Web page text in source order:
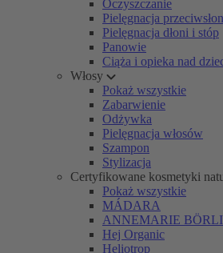
Oczyszczanie
Pielęgnacja
Pielęgnacja dłoni i stóp
Panowie
Ciąża i opieka nad
Włosy
Pokaż wszystkie
Zabarwienie
Odżywka
Pielęgnacja włosów
Szampon
Stylizacja
Certyfikowane kosmetyki
Pokaż wszystkie
MÁDARA
ANNEMARIE
Hej Organic
Heliotrop